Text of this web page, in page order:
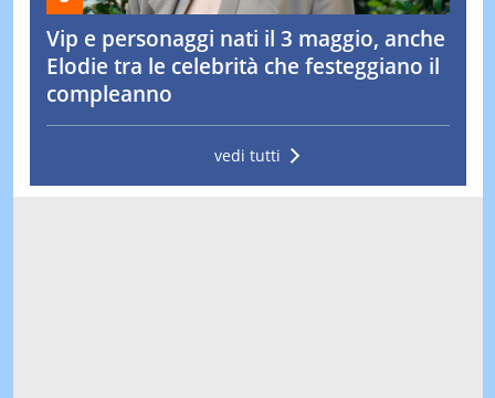
Vip e personaggi nati il 3 maggio, anche
Elodie tra le celebrità che festeggiano il
compleanno
vedi tutti